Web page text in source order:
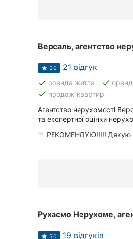
Версаль, агентство
5.0 21 відгук
done оренда житла done
done продаж квартир
Агентство нерухомості
та експертної оцінки
РЕКОМЕНДУЮ!!!!! Дякую
Рухаємо Нерухоме,
5.0 19 відгуків